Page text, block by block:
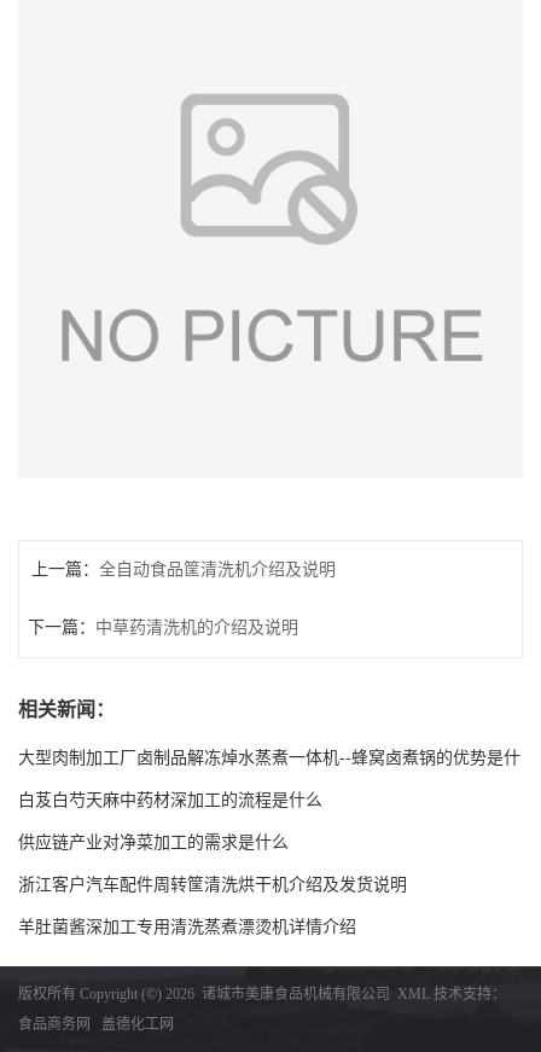
上一篇： 全自动食品筐清洗机介绍及说明
下一篇： 中草药清洗机的介绍及说明
相关新闻：
大型肉制加工厂卤制品解冻焯水蒸煮一体机--蜂窝卤煮锅的优势是什
么
白芨白芍天麻中药材深加工的流程是什么
供应链产业对净菜加工的需求是什么
浙江客户汽车配件周转筐清洗烘干机介绍及发货说明
羊肚菌酱深加工专用清洗蒸煮漂烫机详情介绍
版权所有 Copyright (©) 2026 诸城市美康食品机械有限公司 XML 技术支持：
食品商务网
盖德化工网